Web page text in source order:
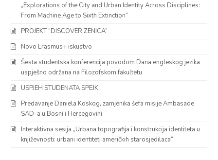
„Explorations of the City and Urban Identity Across Disciplines:
From Machine Age to Sixth Extinction“
PROJEKT “DISCOVER ZENICA”
Novo Erasmus+ iskustvo
Šesta studentska konferencija povodom Dana engleskog jezika
uspješno održana na Filozofskom fakultetu
USPJEH STUDENATA SPEJK
Predavanje Daniela Koskog, zamjenika šefa misije Ambasade
SAD-a u Bosni i Hercegovini
Interaktivna sesija „Urbana topografija i konstrukcija identiteta u
književnosti: urbani identiteti američkih starosjedilaca“